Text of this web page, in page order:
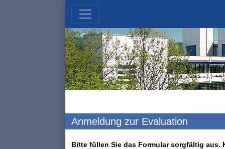
Anmeldung zur Evaluation
Bitte füllen Sie das Formular sorgfältig aus.